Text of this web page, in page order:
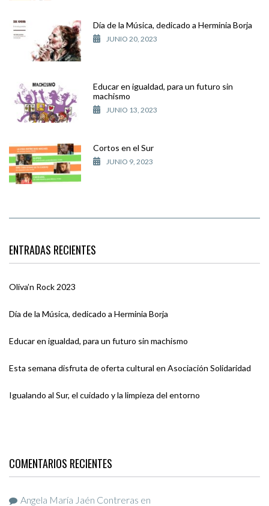
Día de la Música, dedicado a Herminia Borja
JUNIO 20, 2023
Educar en igualdad, para un futuro sin
machismo
JUNIO 13, 2023
Cortos en el Sur
JUNIO 9, 2023
ENTRADAS RECIENTES
Oliva’n Rock 2023
Día de la Música, dedicado a Herminia Borja
Educar en igualdad, para un futuro sin machismo
Esta semana disfruta de oferta cultural en Asociación Solidaridad
Igualando al Sur, el cuidado y la limpieza del entorno
COMENTARIOS RECIENTES
Angela María Jaén Contreras en